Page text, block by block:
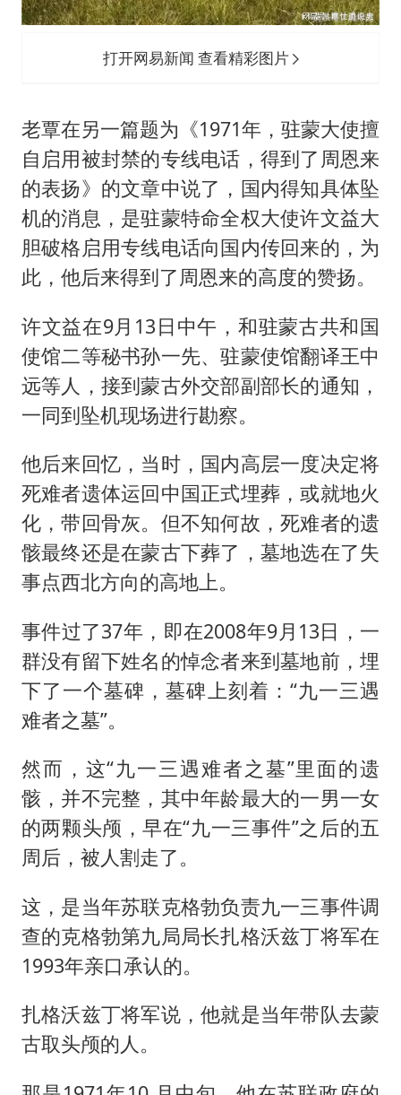
打开网易新闻 查看精彩图片
老覃在另一篇题为《1971年，驻蒙大使擅
自启用被封禁的专线电话，得到了周恩来
的表扬》的文章中说了，国内得知具体坠
机的消息，是驻蒙特命全权大使许文益大
胆破格启用专线电话向国内传回来的，为
此，他后来得到了周恩来的高度的赞扬。
许文益在9月13日中午，和驻蒙古共和国
使馆二等秘书孙一先、驻蒙使馆翻译王中
远等人，接到蒙古外交部副部长的通知，
一同到坠机现场进行勘察。
他后来回忆，当时，国内高层一度决定将
死难者遗体运回中国正式埋葬，或就地火
化，带回骨灰。但不知何故，死难者的遗
骸最终还是在蒙古下葬了，墓地选在了失
事点西北方向的高地上。
事件过了37年，即在2008年9月13日，一
群没有留下姓名的悼念者来到墓地前，埋
下了一个墓碑，墓碑上刻着：“九一三遇
难者之墓”。
然而，这“九一三遇难者之墓”里面的遗
骸，并不完整，其中年龄最大的一男一女
的两颗头颅，早在“九一三事件”之后的五
周后，被人割走了。
这，是当年苏联克格勃负责九一三事件调
查的克格勃第九局局长扎格沃兹丁将军在
1993年亲口承认的。
扎格沃兹丁将军说，他就是当年带队去蒙
古取头颅的人。